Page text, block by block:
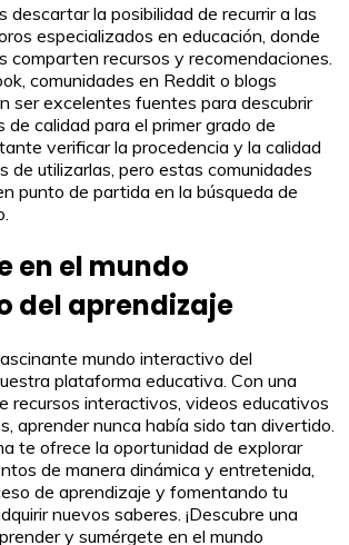
descartar la posibilidad de recurrir a las
especializados en educación, donde
comparten recursos y recomendaciones.
comunidades en Reddit o blogs
ser excelentes fuentes para descubrir
calidad para el primer grado de
verificar la procedencia y la calidad
de utilizarlas, pero estas comunidades
punto de partida en la búsqueda de
en el mundo
del aprendizaje
mundo interactivo del
plataforma educativa. Con una
recursos interactivos, videos educativos
aprender nunca había sido tan divertido.
te ofrece la oportunidad de explorar
de manera dinámica y entretenida,
de aprendizaje y fomentando tu
nuevos saberes. ¡Descubre una
y sumérgete en el mundo